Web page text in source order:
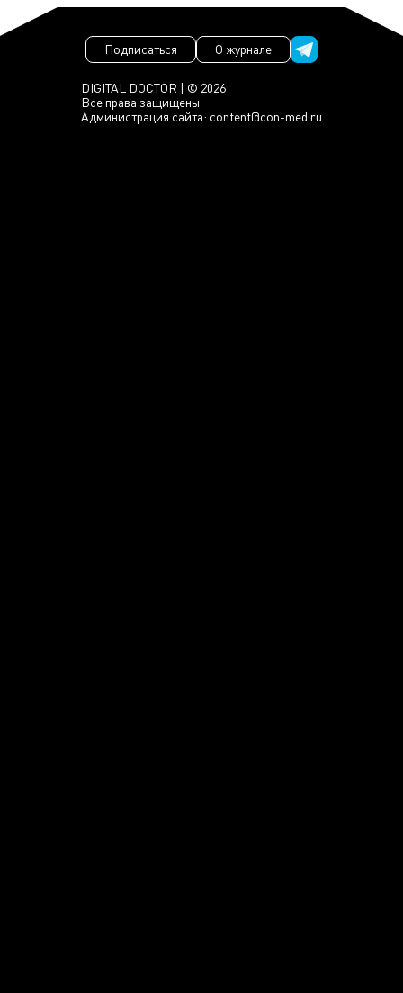
DIGITAL DOCTOR | © 2026
Все права защищены
Администрация сайта: content@con-med.ru
Подписаться О журнале